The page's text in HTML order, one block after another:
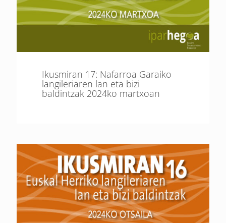
Ikusmiran 17: Nafarroa Garaiko
langileriaren lan eta bizi
baldintzak 2024ko martxoan